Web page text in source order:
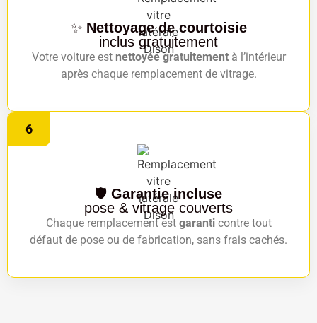
✨ Nettoyage de courtoisie
inclus gratuitement
Votre voiture est nettoyée gratuitementà l’intérieur
après chaque remplacement de vitrage.
6
🛡️ Garantie incluse
pose & vitrage couverts
Chaque remplacement est garanticontre tout
défaut de pose ou de fabrication, sans frais cachés.